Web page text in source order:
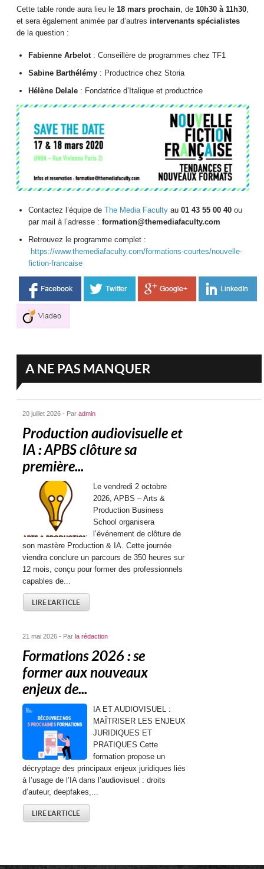
Cette table ronde aura lieu le18 mars prochain, de10h30 à 11h30,
et sera également animée par d’autres intervenants spécialistes
de la question :
Fabienne Arbelot: Conseillère de programmes chez TF1
Sabine Barthélémy : Productrice chez Storia
Hélène Delale : Fondatrice d’Italique et productrice
Contactez l’équipe deThe Media Faculty au01 43 55 00 40ou
par mail à l’adresse :formation@themediafaculty.com
Retrouvez le programme complet :
https://www.themediafaculty.com/formations-courtes/nouvelle-
fiction-francaise
A NE PAS MANQUER
20 juillet 2026 - Paradmin
Production audiovisuelle et
IA : APBS clôture sa
première...
Le vendredi 2 octobre
2026, APBS – Arts &
Production Business
School organisera
l’événement de clôture de
son mastère Production & IA. Cette journée
viendra conclure un parcours de 350 heures sur
12 mois, conçu pour former des professionnels
capables de...
LIRE L'ARTICLE
21 mai 2026 - Parla rédaction
Formations 2026 : se
former aux nouveaux
enjeux de...
IA ET AUDIOVISUEL :
MAÎTRISER LES ENJEUX
JURIDIQUES ET
PRATIQUES Cette
formation propose un
décryptage des principaux enjeux juridiques liés
à l’usage de l’IA dans l’audiovisuel : droits
d’auteur, deepfakes,...
LIRE L'ARTICLE